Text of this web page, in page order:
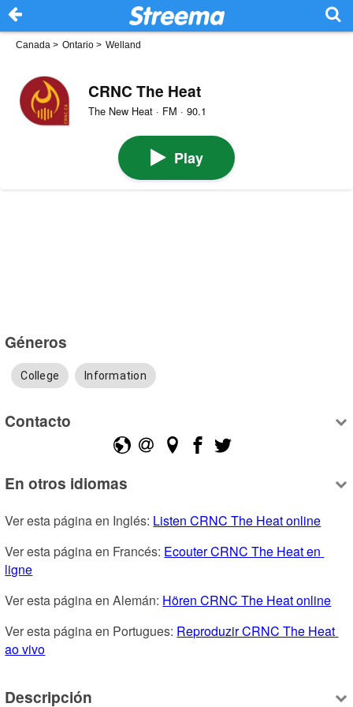
Canada > Ontario > Welland
CRNC The Heat
The New Heat · FM · 90.1
Play
Géneros
College Information
Contacto
En otros idiomas
Ver esta página en Inglés: Listen CRNC The Heat online
Ver esta página en Francés: Ecouter CRNC The Heat en
ligne
Ver esta página en Alemán: Hören CRNC The Heat online
Ver esta página en Portugues: Reproduzir CRNC The Heat
ao vivo
Descripción